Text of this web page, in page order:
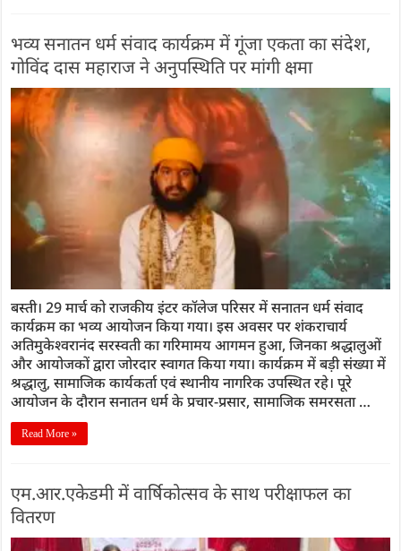
भव्य सनातन धर्म संवाद कार्यक्रम में गूंजा एकता का संदेश,
गोविंद दास महाराज ने अनुपस्थिति पर मांगी क्षमा
बस्ती। 29 मार्च को राजकीय इंटर कॉलेज परिसर में सनातन धर्म संवाद
कार्यक्रम का भव्य आयोजन किया गया। इस अवसर पर शंकराचार्य
अतिमुकेश्वरानंद सरस्वती का गरिमामय आगमन हुआ, जिनका श्रद्धालुओं
और आयोजकों द्वारा जोरदार स्वागत किया गया। कार्यक्रम में बड़ी संख्या में
श्रद्धालु, सामाजिक कार्यकर्ता एवं स्थानीय नागरिक उपस्थित रहे। पूरे
आयोजन के दौरान सनातन धर्म के प्रचार-प्रसार, सामाजिक समरसता …
Read More »
एम.आर.एकेडमी में वार्षिकोत्सव के साथ परीक्षाफल का
वितरण